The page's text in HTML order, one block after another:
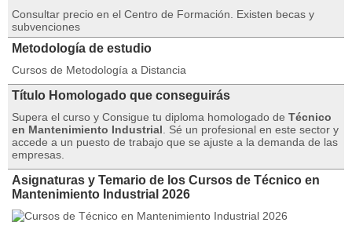
Consultar precio en el Centro de Formación. Existen becas y
subvenciones
Metodología de estudio
Cursos de Metodología a Distancia
Título Homologado que conseguirás
Supera el curso y Consigue tu diploma homologado de Técnico
en Mantenimiento Industrial . Sé un profesional en este sector y
accede a un puesto de trabajo que se ajuste a la demanda de las
empresas.
Asignaturas y Temario de los Cursos de Técnico en
Mantenimiento Industrial 2026